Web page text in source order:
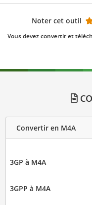
Noter cet outil
Vous devez convertir et
Convertir en M4A
3GP à M4A
3GPP à M4A